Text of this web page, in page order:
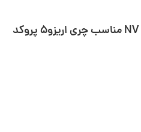
کفپوش پنج بعدی قالبی چرمی NV مناسب چری اریزو5 پروکد